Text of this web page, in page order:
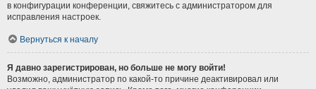
в конфигурации конференции, свяжитесь с администратором для
исправления настроек.
Вернуться к началу
Я давно зарегистрирован, но больше не могу войти!
Возможно, администратор по какой-то причине деактивировал или